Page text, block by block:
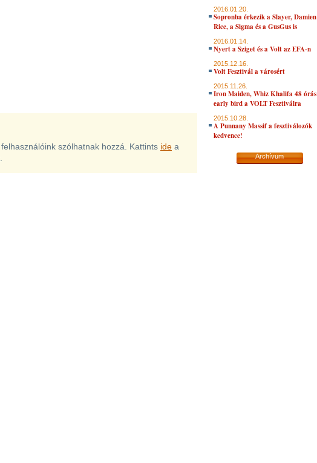
szólhatnak hozzá. Kattints ide a
2016.01.20.
Sopronba érkezik a Slayer, Damien
Rice, a Sigma és a GusGus is
2016.01.14.
Nyert a Sziget és a Volt az EFA-n
2015.12.16.
Volt Fesztivál a városért
2015.11.26.
Iron Maiden, Whiz Khalifa 48 órás
early bird a VOLT Fesztiválra
2015.10.28.
A Punnany Massif a fesztiválozók
kedvence!
Archívum